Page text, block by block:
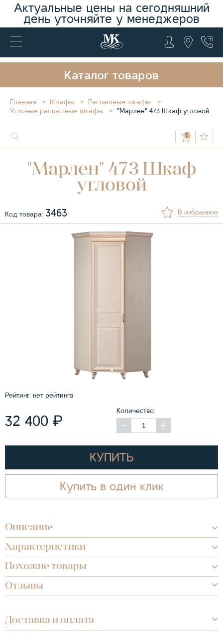
Актуальные цены на сегодняшний
день уточняйте у менеджеров
Каталог товаров
Главная Шкафы
Распашные шкафы
Угловые распашные шкафы
"Марлен" 473 Шкаф угловой
0
"Марлен" 473 Шкаф
угловой
Код товара: 3463 В избранное
Рейтинг: нет рейтинга
32 400 ₽
Количество:
КУПИТЬ
Купить в один клик
Описание
Характеристики
Похожие товары
Отзывы
Доставка и оплата